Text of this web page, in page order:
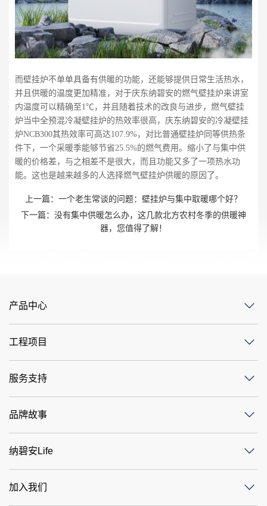
而壁挂炉不单单具备有供暖的功能，还能够提供日常生活热水，
并且供暖的温度更加精准，对于庆东纳碧安的燃气壁挂炉来讲室
内温度可以精确至1℃，并且随着技术的改良与进步，燃气壁挂
炉当中全预混冷凝壁挂炉的热效率很高，庆东纳碧安的冷凝壁挂
炉NCB300其热效率可高达107.9%，对比普通壁挂炉同等供热条
件下，一个采暖季能够节省25.5%的燃气费用。缩小了与集中供
暖的价格差，与之相差不是很大，而且功能又多了一项热水功
能。这也是越来越多的人选择燃气壁挂炉供暖的原因了。
上一篇： 一个老生常谈的问题：壁挂炉与集中取暖哪个好？
下一篇： 没有集中供暖怎么办，这几款北方农村冬季的供暖神
器，您值得了解！
产品中心
工程项目
服务支持
品牌故事
纳碧安Life
加入我们